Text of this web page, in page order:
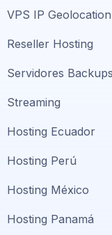
VPS IP Geolocation
Reseller Hosting
Servidores Backups
Streaming
Hosting Ecuador
Hosting Perú
Hosting México
Hosting Panamá